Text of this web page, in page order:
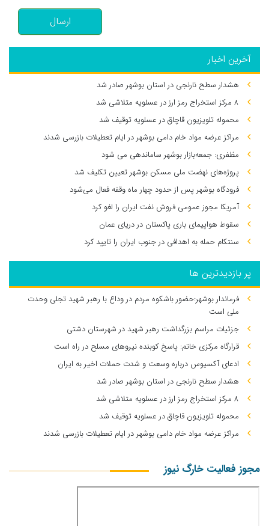
ارسال
آخرین اخبار
هشدار سطح نارنجی در استان بوشهر صادر شد
۸ مرکز استخراج رمز ارز در عسلویه متلاشی شد
محموله تلویزیون قاچاق در عسلویه توقیف شد
مراکز عرضه مواد خام دامی بوشهر در ایام تعطیلات بازرسی شدند
مظفری: جمعه‌بازار بوشهر ساماندهی می‌ شود
پروژه‌های نهضت ملی مسکن بوشهر تعیین تکلیف شد
فرودگاه بوشهر پس از حدود چهار ماه وقفه فعال می‌شود
آمریکا مجوز عمومی فروش نفت ایران را لغو کرد
سقوط هواپیمای باری پاکستان در دریای عمان
سنتکام حمله به اهدافی در جنوب ایران را تایید کرد
پر بازدیدترین ها
فرماندار بوشهر:حضور باشکوه مردم در وداع با رهبر شهید تجلی وحدت
ملی است
جزئیات مراسم بزرگداشت رهبر شهید در شهرستان دشتی
قرارگاه مرکزی خاتم: پاسخ کوبنده نیروهای مسلح در راه است
ادعای آکسیوس درباره وسعت و شدت حملات اخیر به ایران
هشدار سطح نارنجی در استان بوشهر صادر شد
۸ مرکز استخراج رمز ارز در عسلویه متلاشی شد
محموله تلویزیون قاچاق در عسلویه توقیف شد
مراکز عرضه مواد خام دامی بوشهر در ایام تعطیلات بازرسی شدند
مجوز فعالیت خارگ نیوز